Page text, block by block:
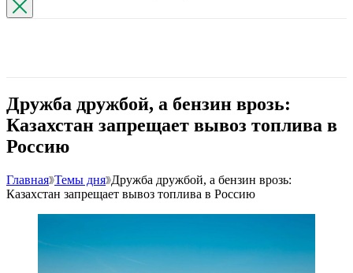
Дружба дружбой, а бензин врозь:
Казахстан запрещает вывоз топлива в
Россию
Главная Темы дня Дружба дружбой, а бензин врозь:
Казахстан запрещает вывоз топлива в Россию